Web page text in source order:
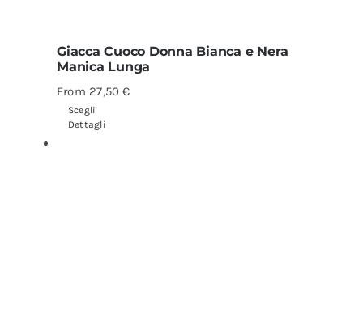
Giacca Cuoco Donna Bianca e Nera
Manica Lunga
From 27,50€
Scegli
Dettagli